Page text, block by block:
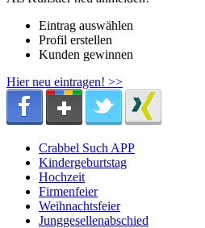
Eintrag auswählen
Profil erstellen
Kunden gewinnen
Hier neu eintragen! >>
Crabbel Such APP
Kindergeburtstag
Hochzeit
Firmenfeier
Weihnachtsfeier
Junggesellenabschied